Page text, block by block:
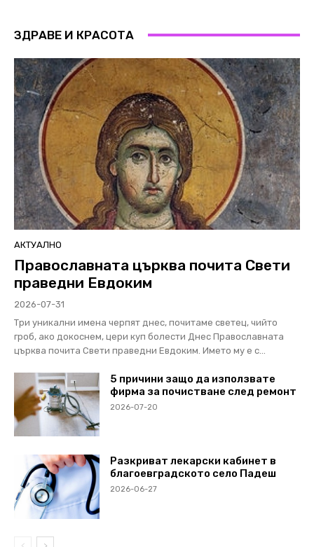
ЗДРАВЕ И КРАСОТА
АКТУАЛНО
Православната църква почита Свети
праведни Евдоким
2026-07-31
Три уникални имена черпят днес, почитаме светец, чийто
гроб, ако докоснем, цери куп болести Днес Православната
църква почита Свети праведни Евдоким. Името му е с...
5 причини защо да използвате
фирма за почистване след ремонт
2026-07-20
Разкриват лекарски кабинет в
благоевградското село Падеш
2026-06-27